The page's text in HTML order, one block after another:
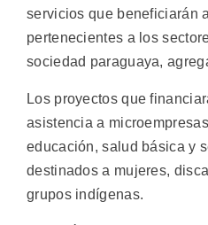
servicios que beneficiarán
pertenecientes a los
sociedad paraguaya,
Los proyectos que
asistencia a
educación, salud básica y
destinados a mujeres,
grupos indígenas.